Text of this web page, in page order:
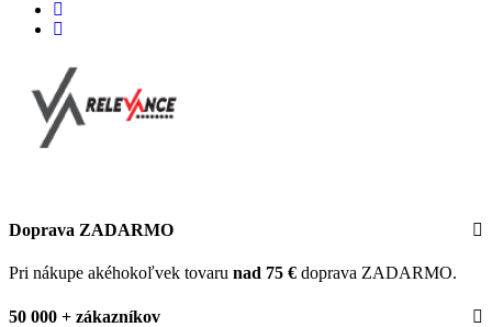
Doprava ZADARMO
Pri nákupe akéhokoľvek tovaru nad 75 € doprava ZADARMO.
50 000 + zákazníkov